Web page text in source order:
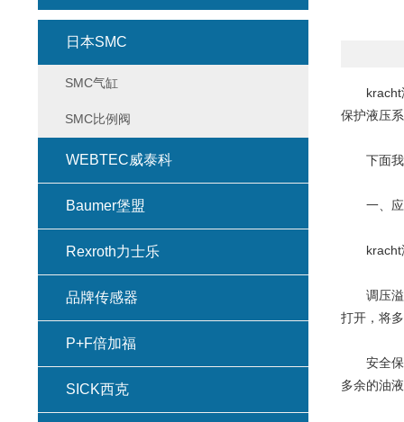
kracht
保护液压
下面我
一、应
kracht溢
调压溢流
打开，将
安全保护
多余的油
日本SMC
SMC气缸
SMC比例阀
WEBTEC威泰科
Baumer堡盟
Rexroth力士乐
品牌传感器
P+F倍加福
SICK西克